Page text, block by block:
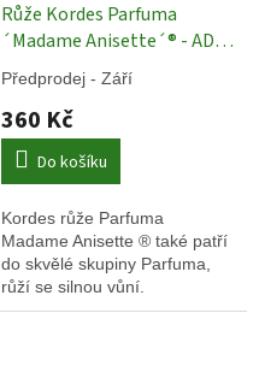
Růže Kordes Parfuma
´Madame Anisette´® - ADR
Německé Růže
Předprodej - Září
360 Kč
Do košíku
Kordes růže Parfuma
Madame Anisette ® také patří
do skvělé skupiny Parfuma,
růží se silnou vůní.